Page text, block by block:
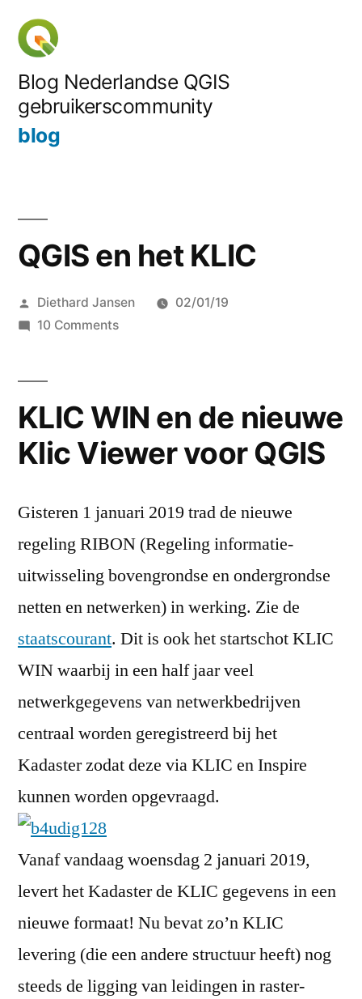
Skip
content
Blog Nederlandse QGIS
gebruikerscommunity
blog
QGIS en het KLIC
Posted
by
Diethard Jansen
02/01/19
10 Commentson
KLIC
KLIC WIN en de nieuwe
Klic Viewer voor QGIS
Gisteren 1 januari 2019 trad de nieuwe
regeling RIBON (Regeling informatie-
uitwisseling bovengrondse en ondergrondse
netten en netwerken) in werking. Zie de
staatscourant. Dit is ook het startschot KLIC
WIN waarbij in een half jaar veel
netwerkgegevens van netwerkbedrijven
centraal worden geregistreerd bij het
Kadaster zodat deze via KLIC en Inspire
kunnen worden opgevraagd.
Vanaf vandaag woensdag 2 januari 2019,
levert het Kadaster de KLIC gegevens in een
nieuwe formaat! Nu bevat zo’n KLIC
levering (die een andere structuur heeft) nog
steeds de ligging van leidingen in raster-